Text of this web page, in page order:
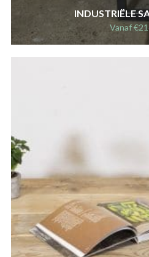
INDUSTRIËLE
Vanaf€